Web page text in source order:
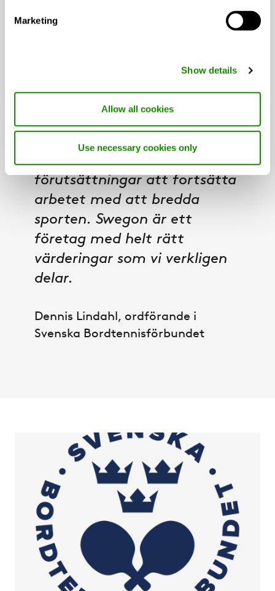
Marketing
Show details
Allow all cookies
Use necessary cookies only
partnerskap som, förutom
att stärka våra
framgångsrika landslag, även
kommer ge oss bättre
förutsättningar att fortsätta
arbetet med att bredda
sporten. Swegon är ett
företag med helt rätt
värderingar som vi verkligen
delar.
Dennis Lindahl, ordförande i
Svenska Bordtennisförbundet